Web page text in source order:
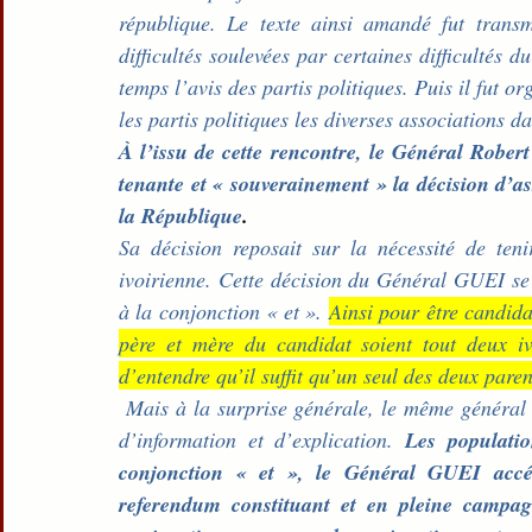
république. Le texte ainsi amandé fut
difficultés soulevées par certaines difficultés
temps l’avis des partis politiques. Puis il fut
les partis politiques les diverses associations
À l’issu de cette rencontre, le Général
tenante et « souverainement » la décision
la République.
Sa décision reposait sur la nécessité de
ivoirienne. Cette décision du Général GUEI
à la conjonction « et ». Ainsi pour être
père et mère du candidat soient tout deux
d’entendre qu’il suffit qu’un seul des deux
d’information et d’explication. Les
conjonction « et », le Général GUEI
referendum constituant et en pleine